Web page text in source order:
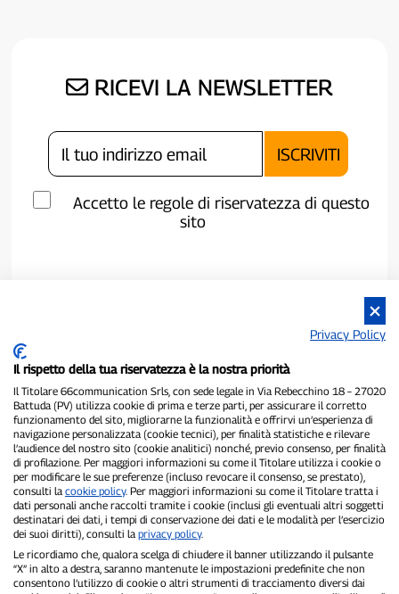
RICEVI LA NEWSLETTER
Accetto le regole di riservatezza di questo
sito
P300.it è una Testata Giornalistica indipendente
Registrazione numero 1/2021 del 1/2/2021 - Tribunale di Pavia
Proprietario ed editore:66communication Srls- P.IVA
02798890188
Direttore Responsabile:Alessandro Secchi- Vicedirettore:Federico
Benedusi
Privacy Policy
-
"Se è successo davvero, lo trovi su P300.it"
Privacy Policy
Il rispetto della tua riservatezza è la nostra priorità
Il Titolare 66communication Srls, con sede legale in Via Rebecchino 18 – 27020
Battuda (PV) utilizza cookie di prima e terze parti, per assicurare il corretto
funzionamento del sito, migliorarne la funzionalità e offrirvi un’esperienza di
navigazione personalizzata (cookie tecnici), per finalità statistiche e rilevare
l’audience del nostro sito (cookie analitici) nonché, previo consenso, per finalità
di profilazione. Per maggiori informazioni su come il Titolare utilizza i cookie o
per modificare le sue preferenze (incluso revocare il consenso, se prestato),
consulti la cookie policy. Per maggiori informazioni su come il Titolare tratta i
dati personali anche raccolti tramite i cookie (inclusi gli eventuali altri soggetti
destinatari dei dati, i tempi di conservazione dei dati e le modalità per l’esercizio
dei suoi diritti), consulti la privacy policy.
Le ricordiamo che, qualora scelga di chiudere il banner utilizzando il pulsante
“X” in alto a destra, saranno mantenute le impostazioni predefinite che non
consentono l’utilizzo di cookie o altri strumenti di tracciamento diversi dai